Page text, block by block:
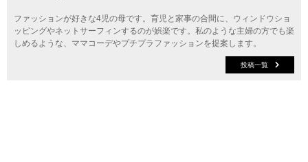
ファッションが好きな4児の母です。育児と家事の合間に、ウィンドウショ
ッピングやネットサーフィンするのが娯楽です。私のような主婦の方でも楽
しめるような、ママコーデやプチプラファッションを提案します。
投稿一覧